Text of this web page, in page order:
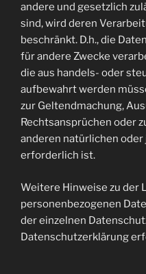
andere und gesetzlich
sind, wird deren
beschränkt. D.h., die
für andere Zwecke
die aus handels- oder
aufbewahrt werden
zur Geltendmachung,
Rechtsansprüchen oder
anderen natürlichen
erforderlich ist.
Weitere Hinweise zu der
personenbezogenen
der einzelnen
Datenschutzerklärung